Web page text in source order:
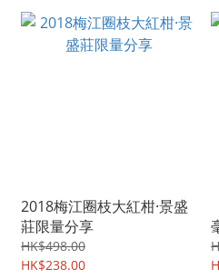
2018梅江圈枝大紅柑·景盛
莊限量分享
HK$498.00
HK$238.00